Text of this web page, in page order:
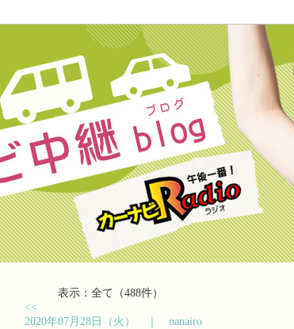
表示：全て（488件）
<<
2020年07月28日（火） ｜ nanairo